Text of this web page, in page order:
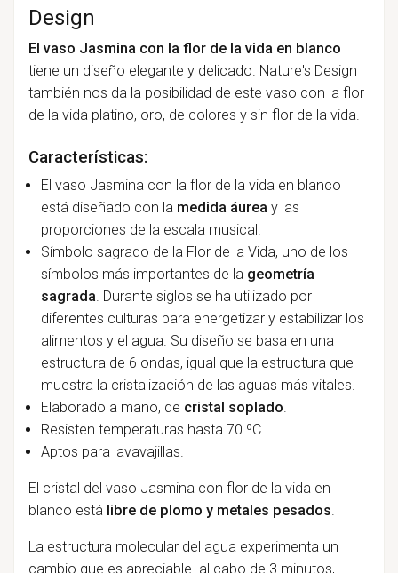
Design
El vaso Jasmina con la flor de la vida en blanco
tiene un diseño elegante y delicado. Nature's Design
también nos da la posibilidad de este vaso con la flor
de la vida platino, oro, de colores y sin flor de la vida.
Características:
El vaso Jasmina con la flor de la vida en blanco
está diseñado con la medida áurea y las
proporciones de la escala musical.
Símbolo sagrado de la Flor de la Vida, uno de los
símbolos más importantes de la geometría
sagrada. Durante siglos se ha utilizado por
diferentes culturas para energetizar y estabilizar los
alimentos y el agua. Su diseño se basa en una
estructura de 6 ondas, igual que la estructura que
muestra la cristalización de las aguas más vitales.
Elaborado a mano, de cristal soplado.
Resisten temperaturas hasta 70 ºC.
Aptos para lavavajillas.
El cristal del vaso Jasmina con flor de la vida en
blanco estálibre de plomo y metales pesados.
La estructura molecular del agua experimenta un
cambio que es apreciable al cabo de 3 minutos,